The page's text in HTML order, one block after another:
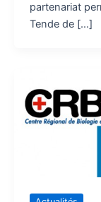
partenariat
Tende de […]